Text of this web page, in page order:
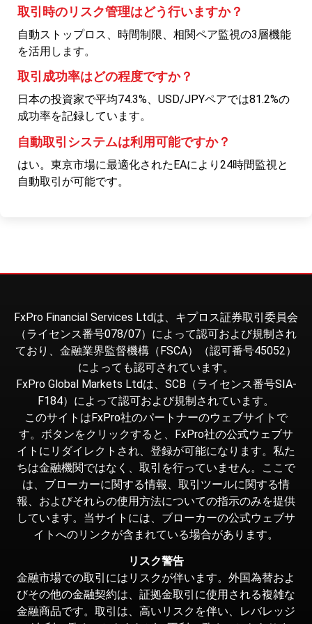
取引時のリスク管理はどう行いますか？
自動ストップロス、時間制限、相関ペア監視の3層機能
を活用します。
取引成功率はどの程度ですか？
日本の投資家で平均74.3%、USD/JPYペアでは81.2%の
成功率を記録しています。
自動取引システムは利用可能ですか？
はい。東京市場に最適化されたEAにより24時間監視と
自動取引が可能です。
FxPro Financial Services Ltdは、キプロス証券取引委員会
（ライセンス番号078/07）によって認可および規制され
ており、金融業界監督機構（FSCA）（認可番号45052）
によっても認可されています。
FxPro Global Markets Ltdは、SCB（ライセンス番号SIA-
F184）によって認可および規制されています。
このサイトはFxPro社のパートナーのウェブサイトで
す。ボタンをクリックすると、FxPro社の公式ウェブサ
イトにリダイレクトされ、登録が可能になります。私た
ちは金融機関ではなく、取引を行っていません。ここで
は、ブローカーに関する情報、取引ツールに関する情
報、およびそれらの使用方法についての指示のみを提供
しています。当サイトには、ブローカーの公式ウェブサ
イトへのリンクが含まれている場合があります。
リスク警告
金融市場での取引にはリスクが伴います。外国為替およ
びその他の金融契約は、証拠金取引に使用される複雑な
金融商品です。取引は、高いリスクを伴い、レバレッジ